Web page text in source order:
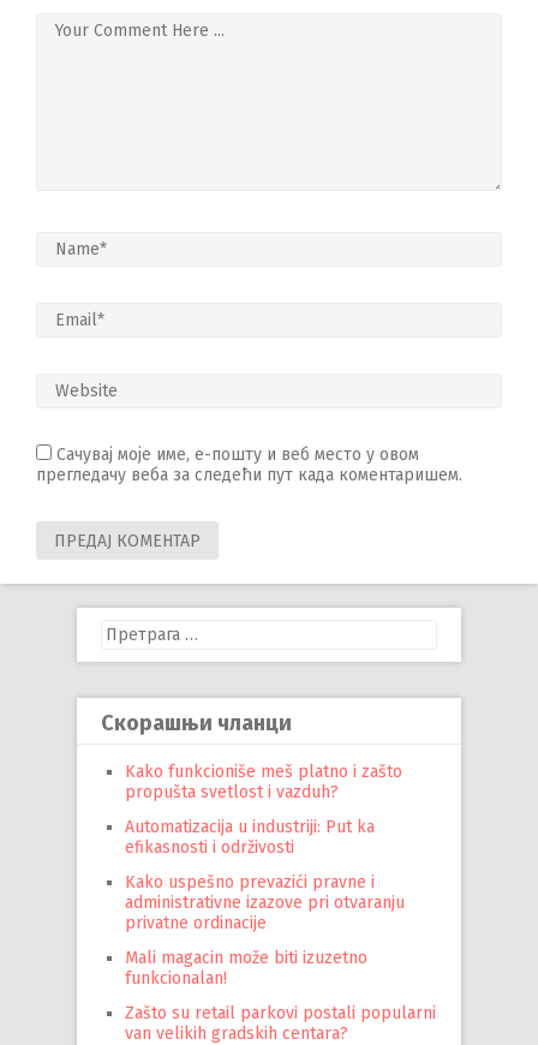
Сачувај моје име, е-пошту и веб место у овом
прегледачу веба за следећи пут када коментаришем.
Претрага
за:
Скорашњи чланци
Kako funkcioniše meš platno i zašto
propušta svetlost i vazduh?
Automatizacija u industriji: Put ka
efikasnosti i održivosti
Kako uspešno prevazići pravne i
administrativne izazove pri otvaranju
privatne ordinacije
Mali magacin može biti izuzetno
funkcionalan!
Zašto su retail parkovi postali popularni
van velikih gradskih centara?